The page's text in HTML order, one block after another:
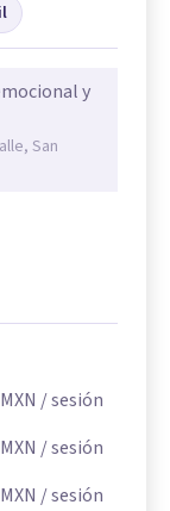
y
San
MXN / sesión
MXN / sesión
MXN / sesión